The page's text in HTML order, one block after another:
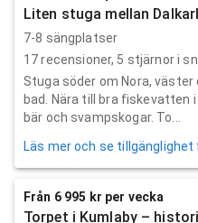
Liten stuga mellan
7-8 sängplatser
17recensioner, 5 stjärnor i
Stuga söder om Nora,
bad. Nära till bra fiskevatten
bär och svampskogar. To...
Läs mer och se
Från 6 995 kr per vecka
Torpet i Kumlaby –